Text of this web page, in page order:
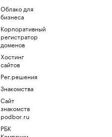
Облако для
бизнеса
Корпоративный
регистратор
доменов
Хостинг
сайтов
Рег.решения
Знакомства
Сайт
знакомств
podbor.ru
РБК